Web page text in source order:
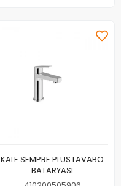
KALE SEMPRE PLUS LAVABO
BATARYASI